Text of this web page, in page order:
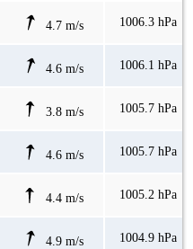
4.7 m/s 1006.3 hPa
4.6 m/s 1006.1 hPa
3.8 m/s 1005.7 hPa
4.6 m/s 1005.7 hPa
4.4 m/s 1005.2 hPa
4.9 m/s 1004.9 hPa